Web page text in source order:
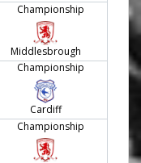
Championship
Middlesbrough
Championship
Cardiff
Championship